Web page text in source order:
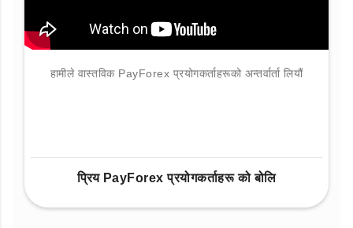
हामीले वास्तविक PayForex प्रयोगकर्ताहरूको अन्तर्वार्ता लियौं
प्रिय PayForex प्रयोगकर्ताहरू को बोलि